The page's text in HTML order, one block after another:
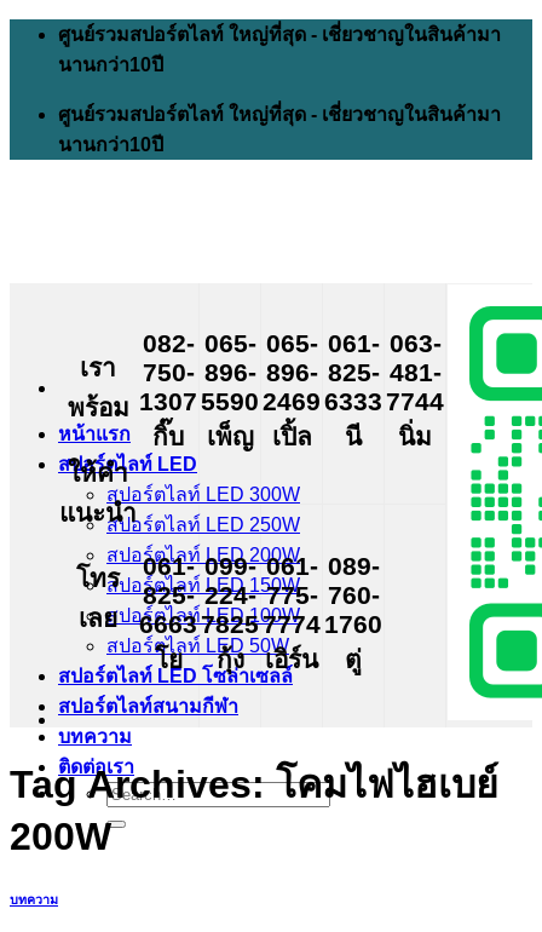
Skip
content
ศูนย์รวมสปอร์ตไลท์ ใหญ่ที่สุด - เชี่ยวชาญในสินค้ามา
นานกว่า10ปี
ศูนย์รวมสปอร์ตไลท์ ใหญ่ที่สุด - เชี่ยวชาญในสินค้ามา
นานกว่า10ปี
หน้าแรก
สปอร์ตไลท์ LED
สปอร์ตไลท์ LED 300W
สปอร์ตไลท์ LED 250W
สปอร์ตไลท์ LED 200W
สปอร์ตไลท์ LED 150W
สปอร์ตไลท์ LED 100W
สปอร์ตไลท์ LED 50W
สปอร์ตไลท์ LED โซล่าเซลล์
สปอร์ตไลท์สนามกีฬา
บทความ
ติดต่อเรา
Search
for:
เรา
พร้อม
ให้คำ
แนะนำ
โทร
เลย
082-
750-
1307
กิ๊บ
065-
896-
5590
เพ็ญ
065-
896-
2469
เปิ้ล
061-
825-
6333
นี
063-
481-
7744
นิ่ม
061-
825-
6663
โย
099-
224-
7825
กุ้ง
061-
775-
7774
เอิร์น
089-
760-
1760
ตู่
Tag Archives:โคมไฟไฮเบย์
200W
บทความ